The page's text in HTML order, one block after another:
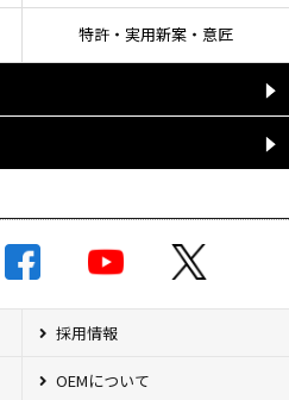
特許・実用新案・意匠
採用情報
OEMについて